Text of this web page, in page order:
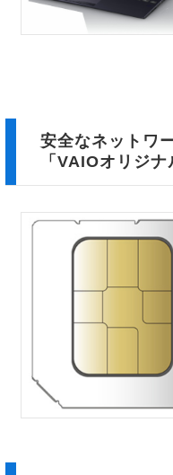
安全なネットワ
「VAIOオリジ